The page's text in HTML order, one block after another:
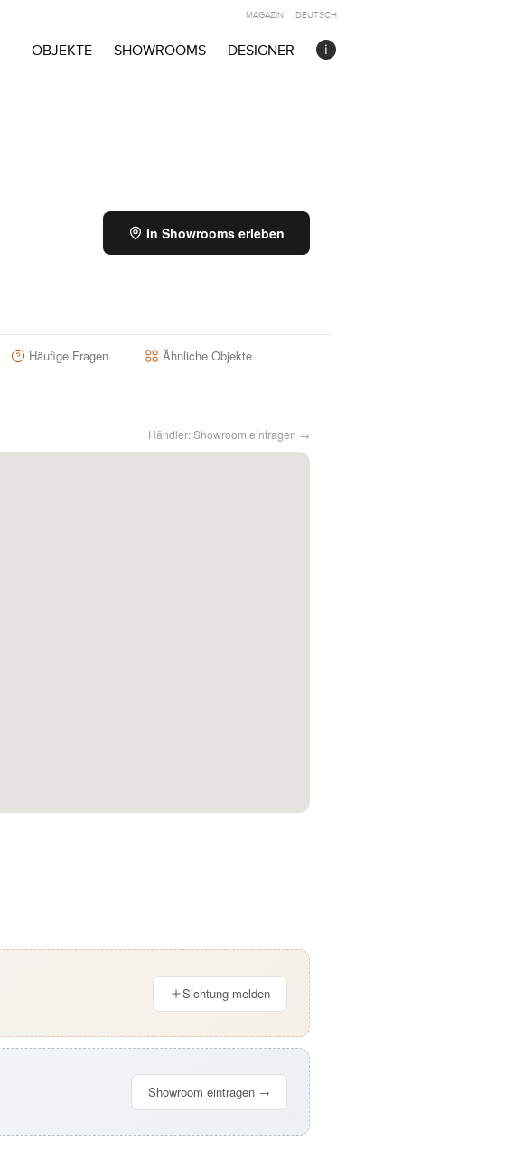
OBJEKTE SHOWROOMS DESIGNER
MAGAZIN DEUTSCH
In Showrooms erleben
Häufige Fragen Ähnliche Objekte
Händler: Showroom eintragen →
Sichtung melden
Showroom eintragen →